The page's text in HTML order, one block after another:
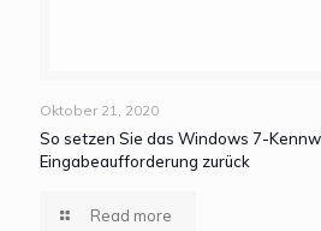
Oktober 21, 2020
So setzen Sie das Windows 7-
Eingabeaufforderung zurück
Read more